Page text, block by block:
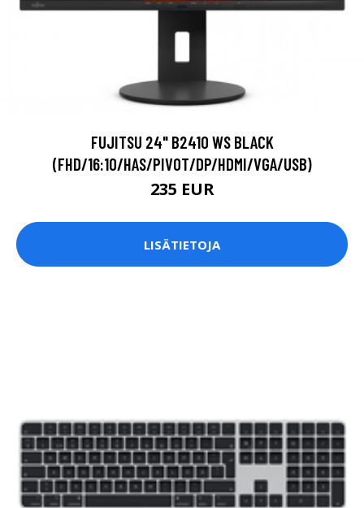
FUJITSU 24" B2410 WS BLACK
(FHD/16:10/HAS/PIVOT/DP/HDMI/VGA/USB)
235 EUR
LISÄTIETOJA